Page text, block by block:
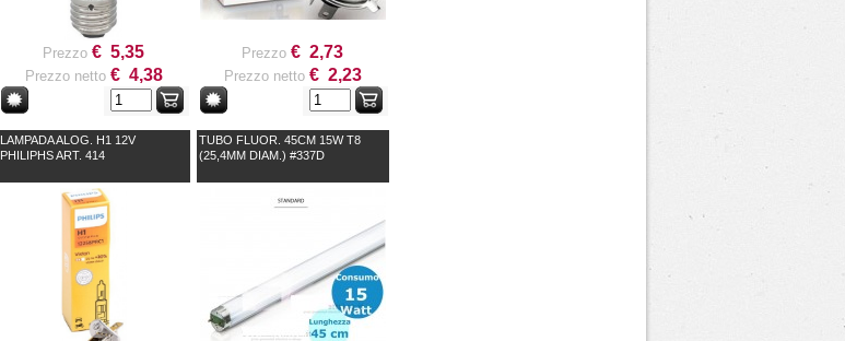
Prezzo € 5,35
Prezzo netto € 4,38
Prezzo € 2,73
Prezzo netto € 2,23
LAMPADA ALOG. H1 12V
PHILIPHS ART. 414
TUBO FLUOR. 45CM 15W T8
(25,4MM DIAM.) #337D